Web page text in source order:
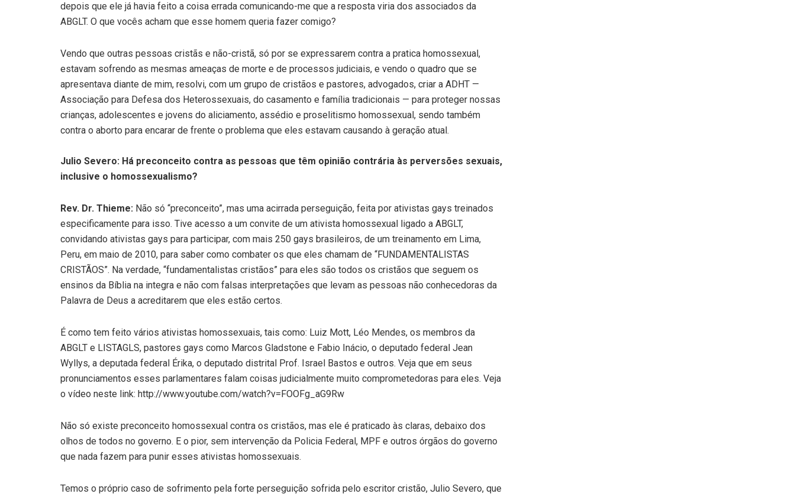
depois que ele já havia feito a coisa errada comunicando-me que a resposta viria dos associados da
ABGLT. O que vocês acham que esse homem queria fazer comigo?
Vendo que outras pessoas cristãs e não-cristã, só por se expressarem contra a pratica homossexual,
estavam sofrendo as mesmas ameaças de morte e de processos judiciais, e vendo o quadro que se
apresentava diante de mim, resolvi, com um grupo de cristãos e pastores, advogados, criar a ADHT —
Associação para Defesa dos Heterossexuais, do casamento e família tradicionais — para proteger nossas
crianças, adolescentes e jovens do aliciamento, assédio e proselitismo homossexual, sendo também
contra o aborto para encarar de frente o problema que eles estavam causando à geração atual.
Julio Severo: Há preconceito contra as pessoas que têm opinião contrária às perversões sexuais,
inclusive o homossexualismo?
Rev. Dr. Thieme: Não só “preconceito”, mas uma acirrada perseguição, feita por ativistas gays treinados
especificamente para isso. Tive acesso a um convite de um ativista homossexual ligado a ABGLT,
convidando ativistas gays para participar, com mais 250 gays brasileiros, de um treinamento em Lima,
Peru, em maio de 2010, para saber como combater os que eles chamam de “FUNDAMENTALISTAS
CRISTÃOS”. Na verdade, “fundamentalistas cristãos” para eles são todos os cristãos que seguem os
ensinos da Bíblia na integra e não com falsas interpretações que levam as pessoas não conhecedoras da
Palavra de Deus a acreditarem que eles estão certos.
É como tem feito vários ativistas homossexuais, tais como: Luiz Mott, Léo Mendes, os membros da
ABGLT e LISTAGLS, pastores gays como Marcos Gladstone e Fabio Inácio, o deputado federal Jean
Wyllys, a deputada federal Érika, o deputado distrital Prof. Israel Bastos e outros. Veja que em seus
pronunciamentos esses parlamentares falam coisas judicialmente muito comprometedoras para eles. Veja
o vídeo neste link: http://www.youtube.com/watch?v=FOOFg_aG9Rw
Não só existe preconceito homossexual contra os cristãos, mas ele é praticado às claras, debaixo dos
olhos de todos no governo. E o pior, sem intervenção da Policia Federal, MPF e outros órgãos do governo
que nada fazem para punir esses ativistas homossexuais.
Temos o próprio caso de sofrimento pela forte perseguição sofrida pelo escritor cristão, Julio Severo, que